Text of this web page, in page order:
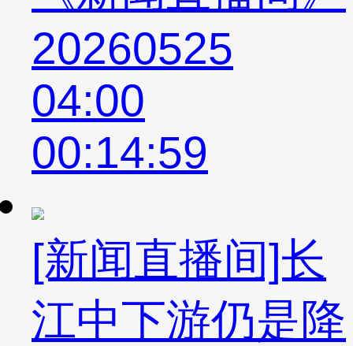
20260525
04:00
00:14:59
[新闻直播间]长
江中下游仍是降